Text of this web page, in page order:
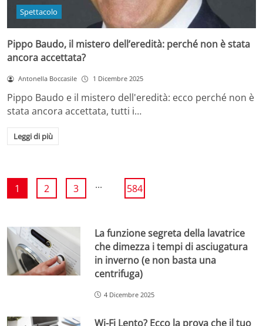
Spettacolo
Pippo Baudo, il mistero dell’eredità: perché non è stata
ancora accettata?
Antonella Boccasile 1 Dicembre 2025
Pippo Baudo e il mistero dell'eredità: ecco perché non è
stata ancora accettata, tutti i…
Leggi di più
1 2 3 ... 584
La funzione segreta della lavatrice
che dimezza i tempi di asciugatura
in inverno (e non basta una
centrifuga)
4 Dicembre 2025
Wi-Fi Lento? Ecco la prova che il tuo